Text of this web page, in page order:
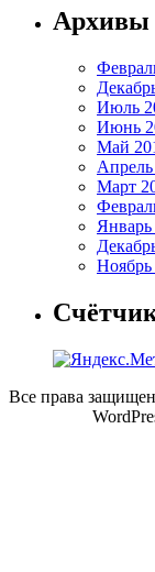
Архивы
Июль
Июнь
Май
Март
Январь
Ноябрь
Все права